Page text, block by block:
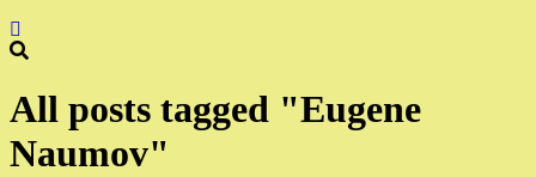
All posts tagged "Eugene
Naumov"